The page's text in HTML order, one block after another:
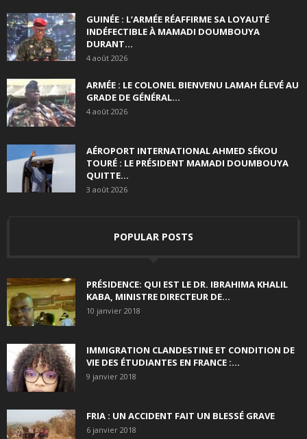
GUINÉE : L’ARMÉE RÉAFFIRME SA LOYAUTÉ
INDÉFECTIBLE À MAMADI DOUMBOUYA
DURANT...
4 août 2026
ARMÉE : LE COLONEL BIENVENU LAMAH ÉLEVÉ AU
GRADE DE GÉNÉRAL...
4 août 2026
AÉROPORT INTERNATIONAL AHMED SÉKOU
TOURÉ : LE PRÉSIDENT MAMADI DOUMBOUYA
QUITTE...
3 août 2026
POPULAR POSTS
PRÉSIDENCE: QUI EST LE DR. IBRAHIMA KHALIL
KABA, MINISTRE DIRECTEUR DE...
10 janvier 2018
IMMIGRATION CLANDESTINE ET CONDITION DE
VIE DES ÉTUDIANTES EN FRANCE :...
9 janvier 2018
FRIA : UN ACCIDENT FAIT UN BLESSÉ GRAVE
6 janvier 2018